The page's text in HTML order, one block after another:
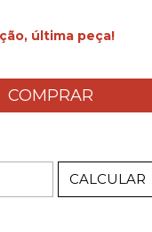
última peça!
CALCULAR